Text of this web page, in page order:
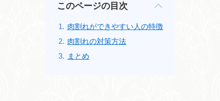
このページの目次
肉割れができやすい人の特徴
肉割れの対策方法
まとめ